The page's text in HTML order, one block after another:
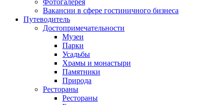
Вакансии в сфере гостиничного бизнеса
Путеводитель
Достопримечательности
Музеи
Парки
Усадьбы
Храмы и монастыри
Памятники
Природа
Рестораны
Рестораны